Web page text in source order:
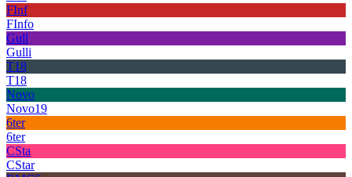
FInf
FInfo
Gull
Gulli
T18
T18
Novo
Novo19
6ter
6ter
CSta
CStar